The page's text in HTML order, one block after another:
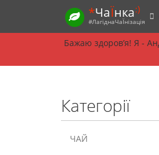
Бажаю здоровʼя! Я -
*ЧаЇнка:)
#ЛагіднаЧаЇнізація
Категорії
ЧАЙ